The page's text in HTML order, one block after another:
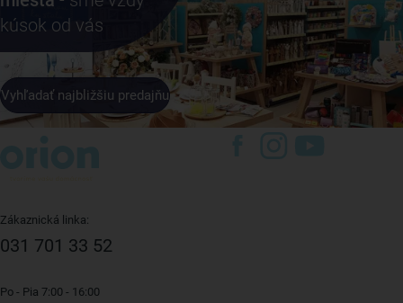
kúsok od vás
Vyhľadať najbližšiu predajňu
Zákaznická linka:
031 701 33 52
Po - Pia 7:00 - 16:00